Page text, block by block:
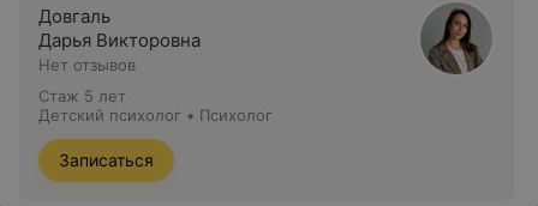
Довгаль
Дарья Викторовна
Нет отзывов
Стаж 5 лет
Детский психолог • Психолог
Записаться